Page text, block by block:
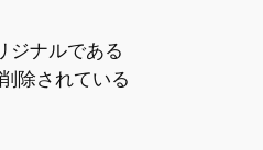
ジナルである
除されている